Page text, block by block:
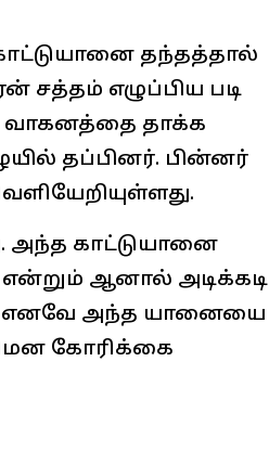
தந்தத்தால்
சத்தம் எழுப்பிய படி
வாகனத்தை தாக்க
தப்பினர். பின்னர்
அந்த காட்டுயானை
ஆனால் அடிக்கடி
எனவே அந்த யானையை
கோரிக்கை